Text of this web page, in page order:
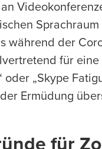
während der
für
oder „Skype
Ermüdung
für